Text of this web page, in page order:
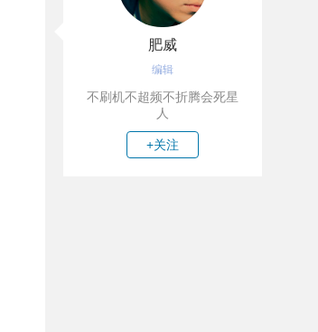
肥威
编辑
不刷机不超频不折腾会死星
人
+关注